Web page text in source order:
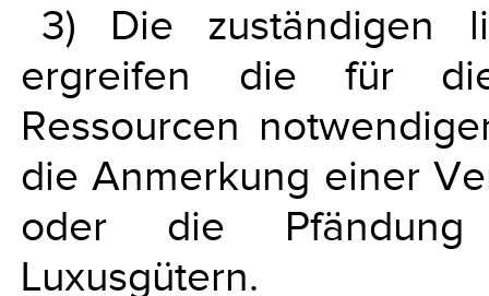
3) Die zuständigen
ergreifen die für die
Ressourcen
die Anmerkung einer
oder die
Luxusgütern.